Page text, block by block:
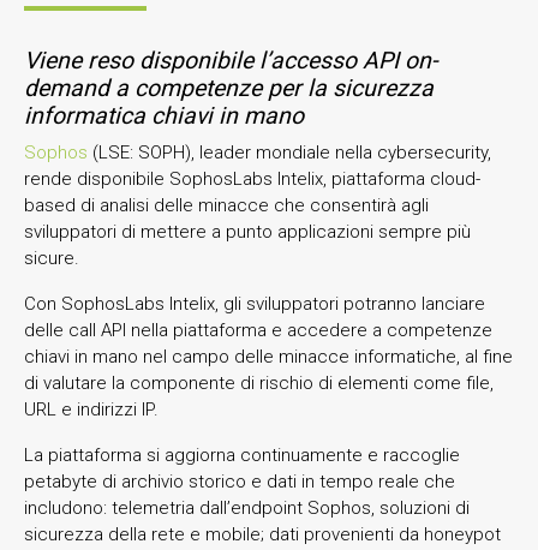
Viene reso disponibile l’accesso API on-
demand a competenze per la sicurezza
informatica chiavi in mano
Sophos (LSE: SOPH), leader mondiale nella cybersecurity,
rende disponibile SophosLabs Intelix, piattaforma cloud-
based di analisi delle minacce che consentirà agli
sviluppatori di mettere a punto applicazioni sempre più
sicure.
Con SophosLabs Intelix, gli sviluppatori potranno lanciare
delle call API nella piattaforma e accedere a competenze
chiavi in mano nel campo delle minacce informatiche, al fine
di valutare la componente di rischio di elementi come file,
URL e indirizzi IP.
La piattaforma si aggiorna continuamente e raccoglie
petabyte di archivio storico e dati in tempo reale che
includono: telemetria dall’endpoint Sophos, soluzioni di
sicurezza della rete e mobile; dati provenienti da honeypot